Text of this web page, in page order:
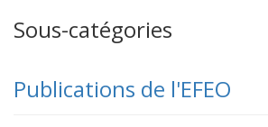
Sous-catégories
Publications de l'EFEO